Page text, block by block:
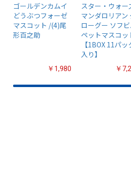
ゴールデンカムイ
どうぶつフォーゼ
マスコット /(4)尾
形百之助
￥1,980
スター・ウォー
マンダロリアン
ローグー ソフ
ペットマスコッ
【1BOX 11パッ
入り】
￥